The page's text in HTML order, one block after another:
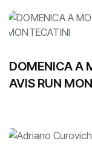
DOMENICA A
AVIS RUN